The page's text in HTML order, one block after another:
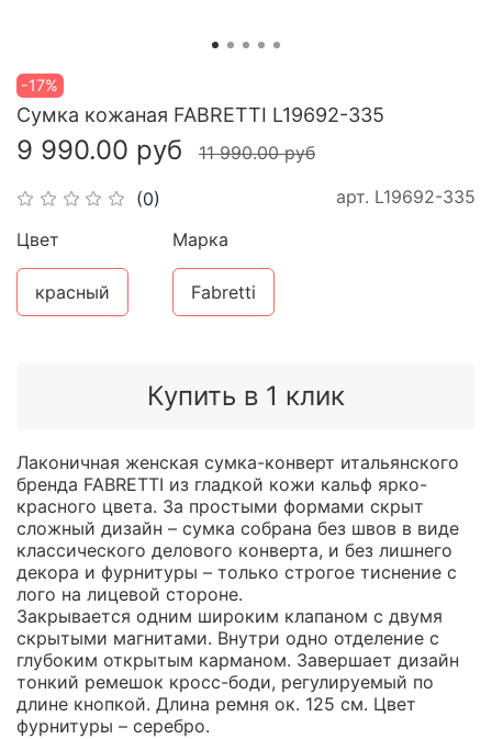
-17%
(0) арт. L19692-335
Сумка кожаная FABRETTI L19692-335
9 990.00 руб 11 990.00 руб
Купить в 1 клик
Цвет
красный
Марка
Fabretti
Лаконичная женская сумка-конверт итальянского
бренда FABRETTI из гладкой кожи кальф ярко-
красного цвета. За простыми формами скрыт
сложный дизайн – сумка собрана без швов в виде
классического делового конверта, и без лишнего
декора и фурнитуры – только строгое тиснение с
лого на лицевой стороне.
Закрывается одним широким клапаном с двумя
скрытыми магнитами. Внутри одно отделение с
глубоким открытым карманом. Завершает дизайн
тонкий ремешок кросс-боди, регулируемый по
длине кнопкой. Длина ремня ок. 125 см. Цвет
фурнитуры – серебро.